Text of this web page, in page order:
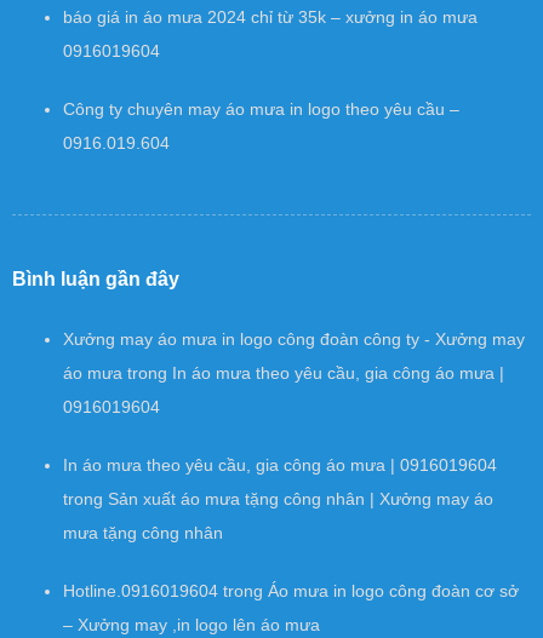
báo giá in áo mưa 2024 chỉ từ 35k – xưởng in áo mưa
0916019604
Công ty chuyên may áo mưa in logo theo yêu cầu –
0916.019.604
Bình luận gần đây
Xưởng may áo mưa in logo công đoàn công ty - Xưởng may
áo mưa trong In áo mưa theo yêu cầu, gia công áo mưa |
0916019604
In áo mưa theo yêu cầu, gia công áo mưa | 0916019604
trong Sản xuất áo mưa tặng công nhân | Xưởng may áo
mưa tặng công nhân
Hotline.0916019604 trong Áo mưa in logo công đoàn cơ sở
– Xưởng may ,in logo lên áo mưa